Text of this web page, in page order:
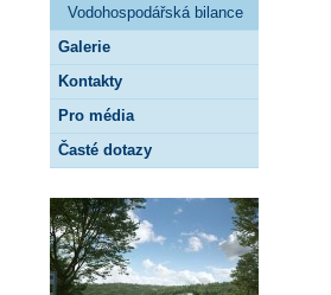
Vodohospodářská bilance
Galerie
Kontakty
Pro média
Časté dotazy